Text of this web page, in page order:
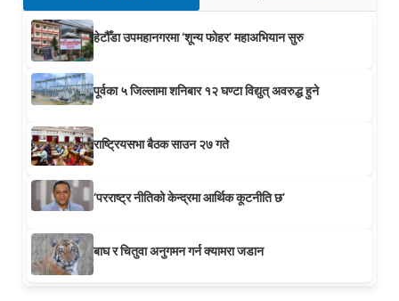
हेटौँडा उपमहानगरमा ‘शून्य फोहर’ महाअभियान सुरु
पूर्वका ५ जिल्लामा शनिबार १२ घण्टा विद्युत् अवरुद्ध हुने
राष्ट्रियसभा बैठक साउन २७ गते
‘परराष्ट्र नीतिको केन्द्रमा आर्थिक कूटनीति छ’
बाघ र चितुवा अनुगमन गर्न क्यामरा जडान